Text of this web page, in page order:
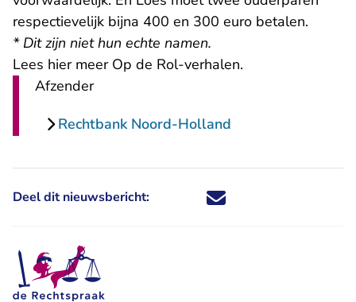
respectievelijk bijna 400 en 300 euro betalen.
* Dit zijn niet hun echte namen.
Lees hiermeer Op de Rol-verhalen.
Afzender
Rechtbank Noord-Holland
Deel dit nieuwsbericht: Deel dit nieuwsbericht via X -
Deel dit nieuwsbericht via
Deel dit nieuwsbericht
Deel dit